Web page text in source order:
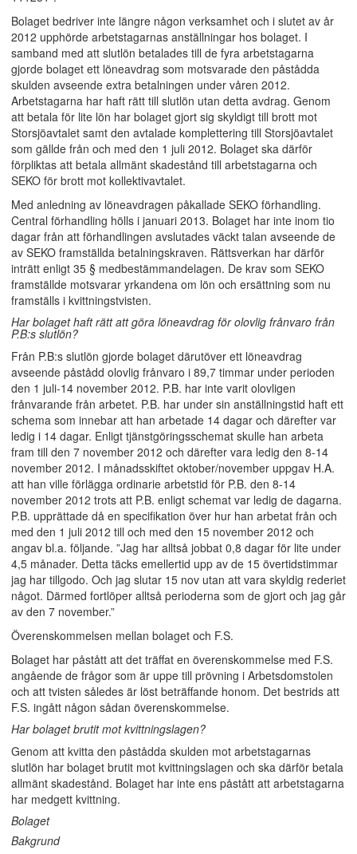
Bolaget bedriver inte längre någon verksamhet och i slutet av år
2012 upphörde arbetstagarnas anställningar hos bolaget. I
samband med att slutlön betalades till de fyra arbetstagarna
gjorde bolaget ett löneavdrag som motsvarade den påstådda
skulden avseende extra betalningen under våren 2012.
Arbetstagarna har haft rätt till slutlön utan detta avdrag. Genom
att betala för lite lön har bolaget gjort sig skyldigt till brott mot
Storsjöavtalet samt den avtalade komplettering till Storsjöavtalet
som gällde från och med den 1 juli 2012. Bolaget ska därför
förpliktas att betala allmänt skadestånd till arbetstagarna och
SEKO för brott mot kollektivavtalet.
Med anledning av löneavdragen påkallade SEKO förhandling.
Central förhandling hölls i januari 2013. Bolaget har inte inom tio
dagar från att förhandlingen avslutades väckt talan avseende de
av SEKO framställda betalningskraven. Rättsverkan har därför
inträtt enligt 35 § medbestämmandelagen. De krav som SEKO
framställde motsvarar yrkandena om lön och ersättning som nu
framställs i kvittningstvisten.
Har bolaget haft rätt att göra löneavdrag för olovlig frånvaro från
P.B:s slutlön?
Från P.B:s slutlön gjorde bolaget därutöver ett löneavdrag
avseende påstådd olovlig frånvaro i 89,7 timmar under perioden
den 1 juli-14 november 2012. P.B. har inte varit olovligen
frånvarande från arbetet. P.B. har under sin anställningstid haft ett
schema som innebar att han arbetade 14 dagar och därefter var
ledig i 14 dagar. Enligt tjänstgöringsschemat skulle han arbeta
fram till den 7 november 2012 och därefter vara ledig den 8-14
november 2012. I månadsskiftet oktober/november uppgav H.A.
att han ville förlägga ordinarie arbetstid för P.B. den 8-14
november 2012 trots att P.B. enligt schemat var ledig de dagarna.
P.B. upprättade då en specifikation över hur han arbetat från och
med den 1 juli 2012 till och med den 15 november 2012 och
angav bl.a. följande. ”Jag har alltså jobbat 0,8 dagar för lite under
4,5 månader. Detta täcks emellertid upp av de 15 övertidstimmar
jag har tillgodo. Och jag slutar 15 nov utan att vara skyldig rederiet
något. Därmed fortlöper alltså perioderna som de gjort och jag går
av den 7 november.”
Överenskommelsen mellan bolaget och F.S.
Bolaget har påstått att det träffat en överenskommelse med F.S.
angående de frågor som är uppe till prövning i Arbetsdomstolen
och att tvisten således är löst beträffande honom. Det bestrids att
F.S. ingått någon sådan överenskommelse.
Har bolaget brutit mot kvittningslagen?
Genom att kvitta den påstådda skulden mot arbetstagarnas
slutlön har bolaget brutit mot kvittningslagen och ska därför betala
allmänt skadestånd. Bolaget har inte ens påstått att arbetstagarna
har medgett kvittning.
Bolaget
Bakgrund